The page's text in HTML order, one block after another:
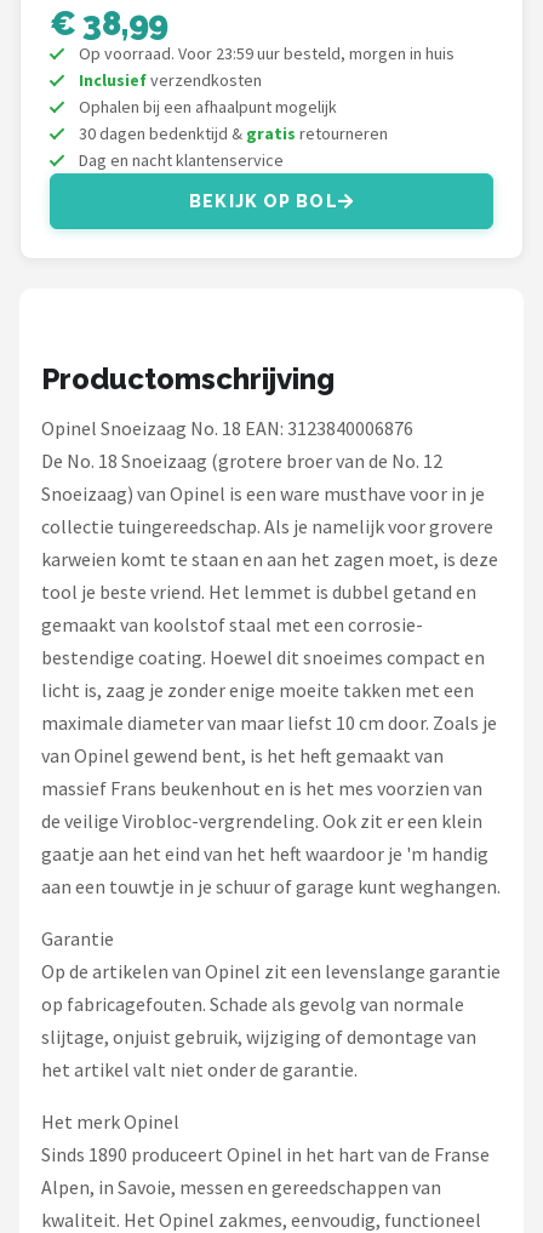
Onkruidbranders
Shop
POPULAIRE MERKEN
GARDENA
Husqvarna
Bosch
WORX
Einhell
Makita
Synx Tools
Fiskars
Alle merken →
€ 38,99
Op voorraad. Voor 23:59 uur besteld, morgen in huis
Inclusiefverzendkosten
Ophalen bij een afhaalpunt mogelijk
30 dagen bedenktijd & gratis retourneren
Dag en nacht klantenservice
BEKIJK OP BOL
Productomschrijving
Opinel Snoeizaag No. 18 EAN: 3123840006876
De No. 18 Snoeizaag (grotere broer van de No. 12
Snoeizaag) van Opinel is een ware musthave voor in je
collectie tuingereedschap. Als je namelijk voor grovere
karweien komt te staan en aan het zagen moet, is deze
tool je beste vriend. Het lemmet is dubbel getand en
gemaakt van koolstof staal met een corrosie-
bestendige coating. Hoewel dit snoeimes compact en
licht is, zaag je zonder enige moeite takken met een
maximale diameter van maar liefst 10 cm door. Zoals je
van Opinel gewend bent, is het heft gemaakt van
massief Frans beukenhout en is het mes voorzien van
de veilige Virobloc-vergrendeling. Ook zit er een klein
gaatje aan het eind van het heft waardoor je 'm handig
aan een touwtje in je schuur of garage kunt weghangen.
Garantie
Op de artikelen van Opinel zit een levenslange garantie
op fabricagefouten. Schade als gevolg van normale
slijtage, onjuist gebruik, wijziging of demontage van
het artikel valt niet onder de garantie.
Het merk Opinel
Sinds 1890 produceert Opinel in het hart van de Franse
Alpen, in Savoie, messen en gereedschappen van
kwaliteit. Het Opinel zakmes, eenvoudig, functioneel